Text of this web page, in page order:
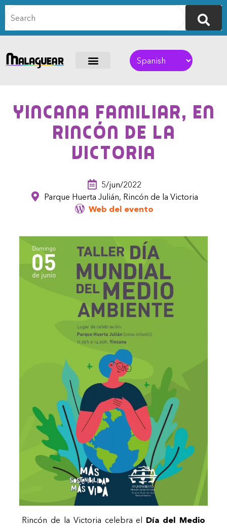
Yincana familiar, en
Rincón de la
Victoria
5/jun/2022
Parque Huerta Julián, Rincón de la Victoria
Web del evento
Rincón de la Victoria celebra el Día del Medio